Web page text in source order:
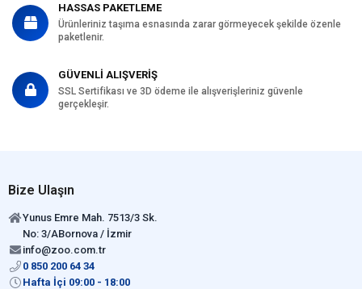
HASSAS PAKETLEME
Ürünleriniz taşıma esnasında zarar görmeyecek şekilde özenle
paketlenir.
GÜVENLİ ALIŞVERİŞ
SSL Sertifikası ve 3D ödeme ile alışverişleriniz güvenle
gerçekleşir.
Bize Ulaşın
Yunus Emre Mah. 7513/3 Sk.
No: 3/ABornova / İzmir
info@zoo.com.tr
0 850 200 64 34
Hafta İçi 09:00 - 18:00